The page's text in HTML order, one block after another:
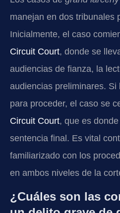
manejan en dos tribunales
Inicialmente, el caso
Circuit Court, donde se
audiencias de fianza, la
audiencias preliminares.
para proceder, el caso se
Circuit Court, que es
sentencia final. Es vital
familiarizado con los
en ambos niveles de la
¿Cuáles son las